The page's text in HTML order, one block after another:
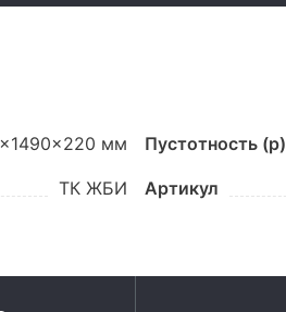
мм
ТК ЖБИ
Пустотность (p)
Артикул